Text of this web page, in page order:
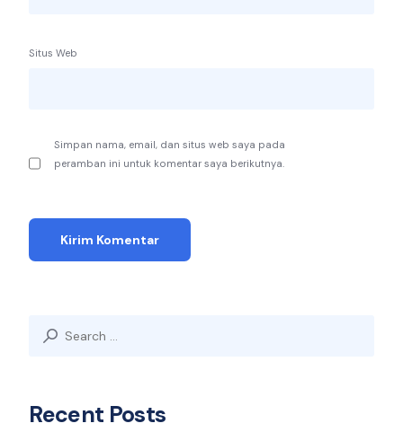
Situs Web
Simpan nama, email, dan situs web saya pada
peramban ini untuk komentar saya berikutnya.
Search
Recent Posts